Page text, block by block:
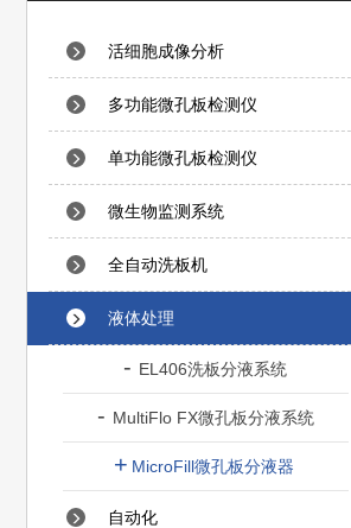
活细胞成像分析
多功能微孔板检测仪
单功能微孔板检测仪
微生物监测系统
全自动洗板机
液体处理
EL406洗板分液系统
MultiFlo FX微孔板分液系统
MicroFill微孔板分液器
自动化